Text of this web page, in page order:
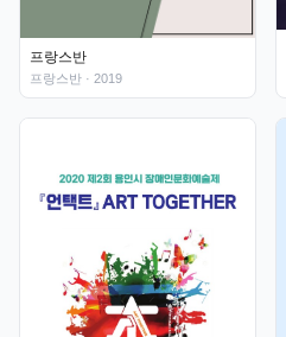
프랑스반
프랑스반 · 2019